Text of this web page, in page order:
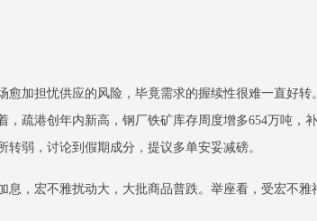
加担忧供应的风险，毕竟需求的握续性很难一直好转
疏港创年内新高，钢厂铁矿库存周度增多654万吨，
弱，讨论到假期成分，提议多单安妥减磅。
，宏不雅扰动大，大批商品普跌。举座看，受宏不